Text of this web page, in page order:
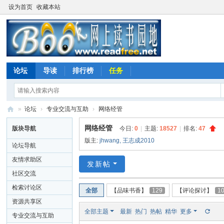
设为首页 收藏本站
论坛 导读 排行榜 任务
上
读
书
园
地
» 论坛 › 专业交流与互助 › 网络经管
版块导航
论坛导航
友情求助区
社区交流
检索讨论区
资源共享区
专业交流与互助
网络经管 今日:0 主题:18527 排名:47
版主:jhwang, 王志成2010
发新帖
全部 【品味书香】 129 【评论探讨】
全部主题 最新 热门 热帖 精华 更多